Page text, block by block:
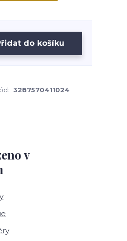
do košíku
3287570411024
v